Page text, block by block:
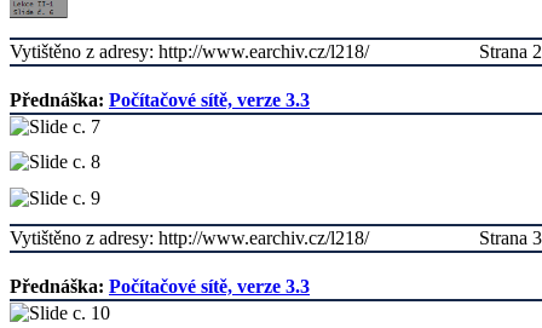
Strana 2
Vytištěno z adresy: http://www.earchiv.cz/l218/
Přednáška: Počítačové sítě, verze 3.3
Strana 3
Vytištěno z adresy: http://www.earchiv.cz/l218/
Přednáška: Počítačové sítě, verze 3.3